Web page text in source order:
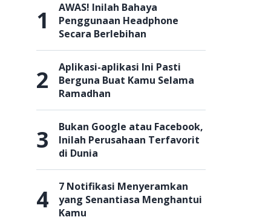
1
AWAS! Inilah Bahaya
Penggunaan Headphone
Secara Berlebihan
2
Aplikasi-aplikasi Ini Pasti
Berguna Buat Kamu Selama
Ramadhan
3
Bukan Google atau Facebook,
Inilah Perusahaan Terfavorit
di Dunia
4
7 Notifikasi Menyeramkan
yang Senantiasa Menghantui
Kamu